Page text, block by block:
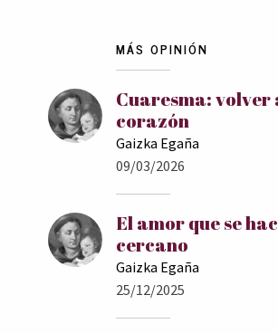
MÁS OPINIÓN
Cuaresma: volver
corazón
Gaizka Egaña
09/03/2026
El amor que se
cercano
Gaizka Egaña
25/12/2025